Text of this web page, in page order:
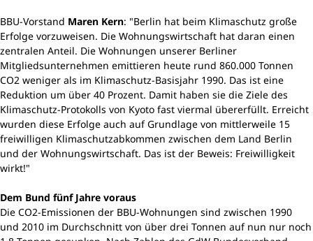
BBU-Vorstand Maren Kern: "Berlin hat beim Klimaschutz große
Erfolge vorzuweisen. Die Wohnungswirtschaft hat daran einen
zentralen Anteil. Die Wohnungen unserer Berliner
Mitgliedsunternehmen emittieren heute rund 860.000 Tonnen
CO2 weniger als im Klimaschutz-Basisjahr 1990. Das ist eine
Reduktion um über 40 Prozent. Damit haben sie die Ziele des
Klimaschutz-Protokolls von Kyoto fast viermal übererfüllt. Erreicht
wurden diese Erfolge auch auf Grundlage von mittlerweile 15
freiwilligen Klimaschutzabkommen zwischen dem Land Berlin
und der Wohnungswirtschaft. Das ist der Beweis: Freiwilligkeit
wirkt!"
Dem Bund fünf Jahre voraus
Die CO2-Emissionen der BBU-Wohnungen sind zwischen 1990
und 2010 im Durchschnitt von über drei Tonnen auf nun nur noch